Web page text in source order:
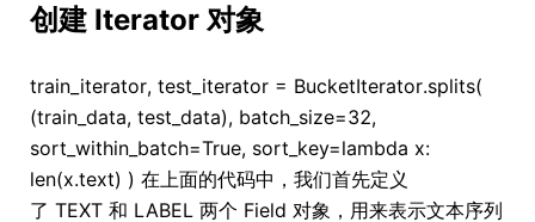
创建 Iterator 对象
train_iterator, test_iterator = BucketIterator.splits(
(train_data, test_data), batch_size=32,
sort_within_batch=True, sort_key=lambda x:
len(x.text) ) 在上面的代码中，我们首先定义
了 TEXT 和 LABEL 两个 Field 对象，用来表示文本序列